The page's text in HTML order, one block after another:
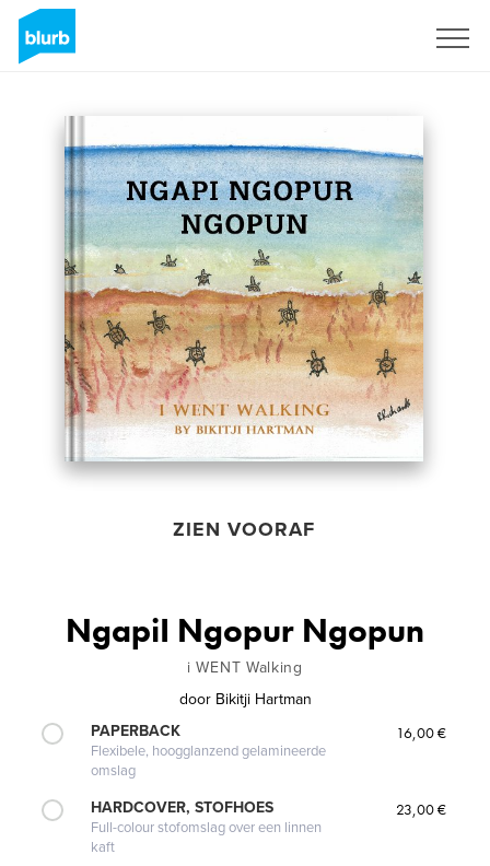
ZIEN VOORAF
NgapiI Ngopur Ngopun
i WENT Walking
door Bikitji Hartman
PAPERBACK
Flexibele, hoogglanzend gelamineerde
omslag
16,00 €
HARDCOVER, STOFHOES
Full-colour stofomslag over een linnen
kaft
23,00 €